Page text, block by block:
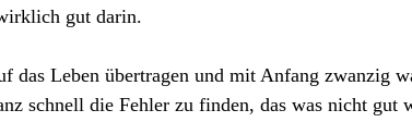
gut darin.
das Leben übertragen und mit Anfang zwanzig
schnell die Fehler zu finden, das was nicht gut